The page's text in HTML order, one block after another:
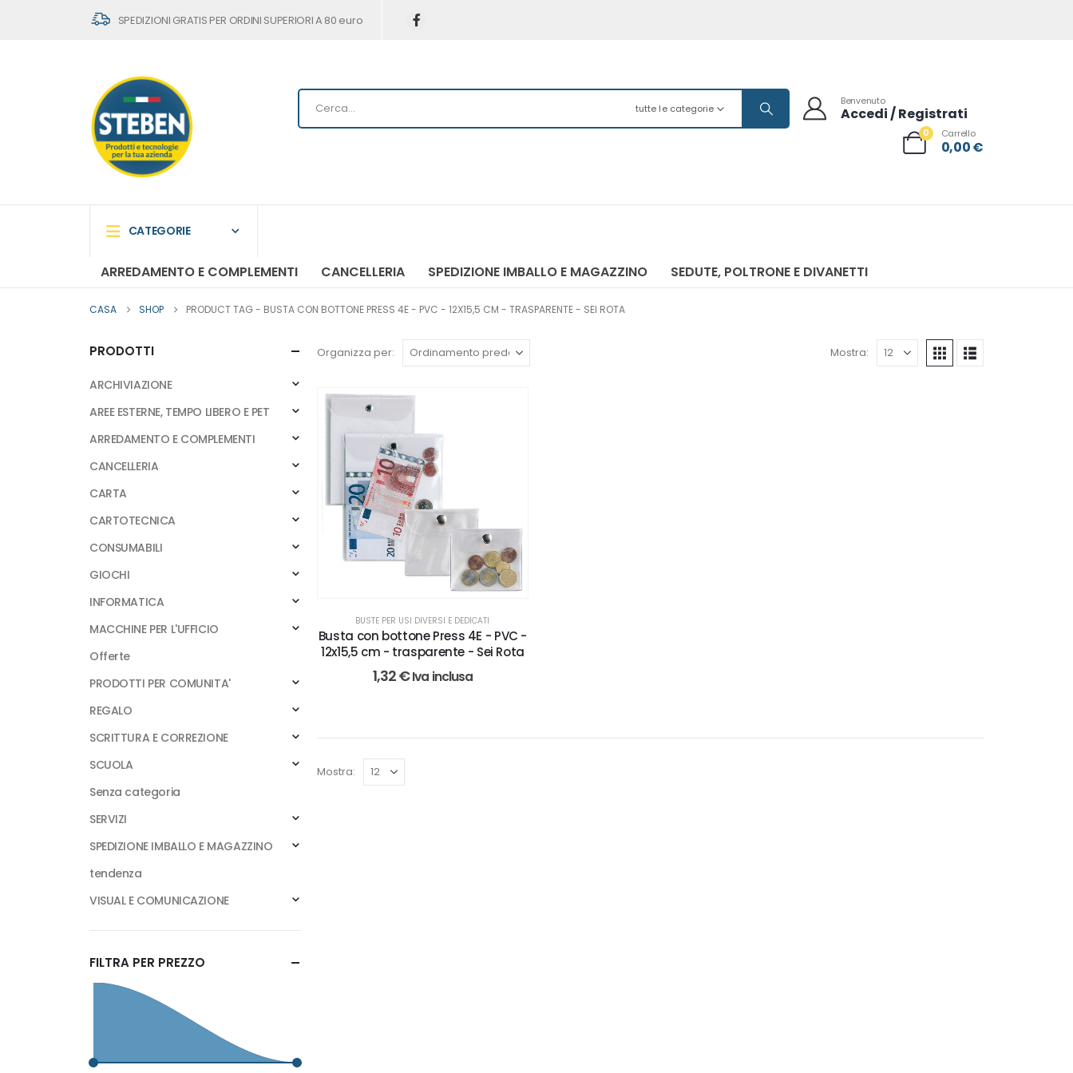
SPEDIZIONI GRATIS PER ORDINI SUPERIORI A 80 euro
tutte le categorie
Benvenuto
Accedi / Registrati
0 Carrello
0,00€
CATEGORIE
ARREDAMENTO E COMPLEMENTI CANCELLERIA SPEDIZIONE IMBALLO E MAGAZZINO SEDUTE, POLTRONE E DIVANETTI
CASA SHOP PRODUCT TAG - BUSTA CON BOTTONE PRESS 4E - PVC - 12X15,5 CM - TRASPARENTE - SEI ROTA
Organizza per: Mostra:
BUSTE PER USI DIVERSI E DEDICATI
Busta con bottone Press 4E - PVC -
12x15,5 cm - trasparente - Sei Rota
1,32€Iva inclusa
Mostra:
PRODOTTI
ARCHIVIAZIONE
AREE ESTERNE, TEMPO LIBERO E PET
ARREDAMENTO E COMPLEMENTI
CANCELLERIA
CARTA
CARTOTECNICA
CONSUMABILI
GIOCHI
INFORMATICA
MACCHINE PER L'UFFICIO
Offerte
PRODOTTI PER COMUNITA'
REGALO
SCRITTURA E CORREZIONE
SCUOLA
Senza categoria
SERVIZI
SPEDIZIONE IMBALLO E MAGAZZINO
tendenza
VISUAL E COMUNICAZIONE
FILTRA PER PREZZO